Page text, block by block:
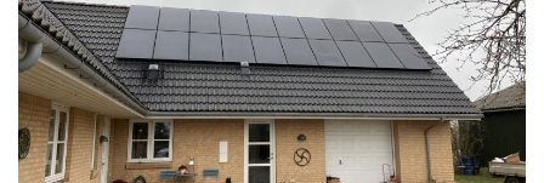
READ MORE